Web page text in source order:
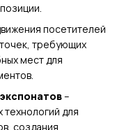
посетителей
требующих
мест для
–
для
создания